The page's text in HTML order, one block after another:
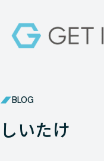
BLOG
しいたけ